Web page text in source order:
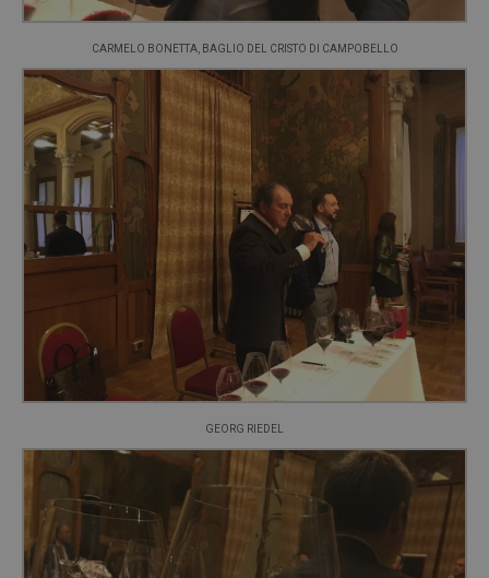
CARMELO BONETTA, BAGLIO DEL CRISTO DI CAMPOBELLO
GEORG RIEDEL